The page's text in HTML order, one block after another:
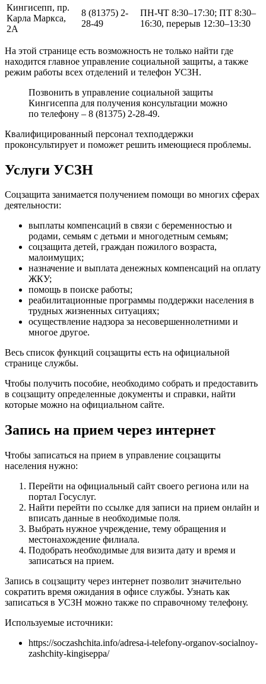
Кингисепп, пр.
Карла Маркса,
2А
8 (81375) 2-
28-49
ПН-ЧТ 8:30–17:30; ПТ 8:30–
16:30, перерыв 12:30–13:30
На этой странице есть возможность не только найти где
находится главное управление социальной защиты, а также
режим работы всех отделений и телефон УСЗН.
Позвонить в управление социальной защиты
Кингисеппа для получения консультации можно
по телефону – 8 (81375) 2-28-49.
Квалифицированный персонал техподдержки
проконсультирует и поможет решить имеющиеся проблемы.
Услуги УСЗН
Соцзащита занимается получением помощи во многих сферах
деятельности:
выплаты компенсаций в связи с беременностью и
родами, семьям с детьми и многодетным семьям;
соцзащита детей, граждан пожилого возраста,
малоимущих;
назначение и выплата денежных компенсаций на оплату
ЖКУ;
помощь в поиске работы;
реабилитационные программы поддержки населения в
трудных жизненных ситуациях;
осуществление надзора за несовершеннолетними и
многое другое.
Весь список функций соцзащиты есть на официальной
странице службы.
Чтобы получить пособие, необходимо собрать и предоставить
в соцзащиту определенные документы и справки, найти
которые можно на официальном сайте.
Запись на прием через интернет
Чтобы записаться на прием в управление соцзащиты
населения нужно:
Перейти на официальный сайт своего региона или на
портал Госуслуг.
Найти перейти по ссылке для записи на прием онлайн и
вписать данные в необходимые поля.
Выбрать нужное учреждение, тему обращения и
местонахождение филиала.
Подобрать необходимые для визита дату и время и
записаться на прием.
Запись в соцзащиту через интернет позволит значительно
сократить время ожидания в офисе службы. Узнать как
записаться в УСЗН можно также по справочному телефону.
Используемые источники:
https://soczashchita.info/adresa-i-telefony-organov-socialnoy-
zashchity-kingiseppa/